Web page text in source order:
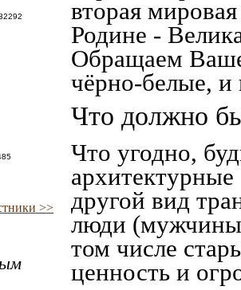
>>
вторая
Родине -
Обращаем
чёрно-белые, и
Что должно
Что угодно,
другой вид
люди
том числе
ценность и